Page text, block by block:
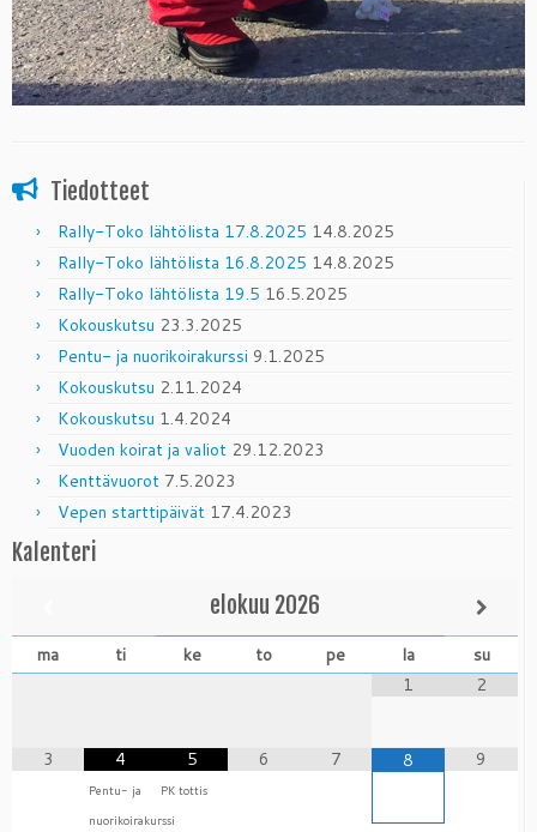
Tiedotteet
Rally-Toko lähtölista 17.8.2025 14.8.2025
Rally-Toko lähtölista 16.8.2025 14.8.2025
Rally-Toko lähtölista 19.5 16.5.2025
Kokouskutsu 23.3.2025
Pentu- ja nuorikoirakurssi 9.1.2025
Kokouskutsu 2.11.2024
Kokouskutsu 1.4.2024
Vuoden koirat ja valiot 29.12.2023
Kenttävuorot 7.5.2023
Vepen starttipäivät 17.4.2023
Kalenteri
elokuu 2026
ma ti ke to pe la
su
1
2
3 4
Pentu- ja
nuorikoirakurssi
5
PK tottis
6 7 8 9